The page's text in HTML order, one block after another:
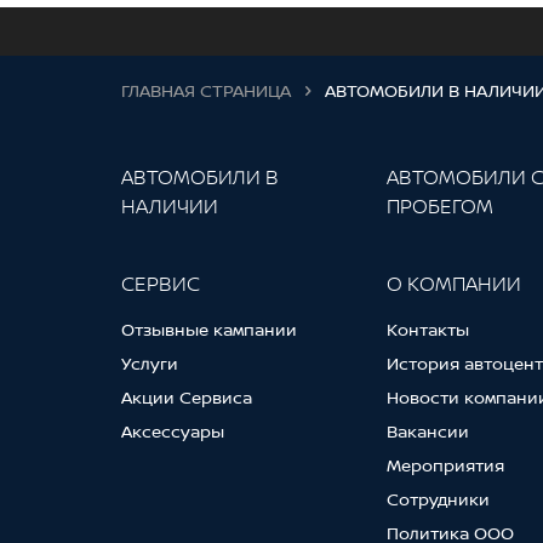
ГЛАВНАЯ СТРАНИЦА АВТОМОБИЛИ В
АВТОМОБИЛИ В
НАЛИЧИИ
СЕРВИС
Отзывные кампании
Услуги
Акции Сервиса
Аксессуары
АВТОМОБИЛИ С
ПРОБЕГОМ
О КОМПАНИИ
Контакты
История
Новости
Вакансии
Мероприятия
Сотрудники
Политика ООО